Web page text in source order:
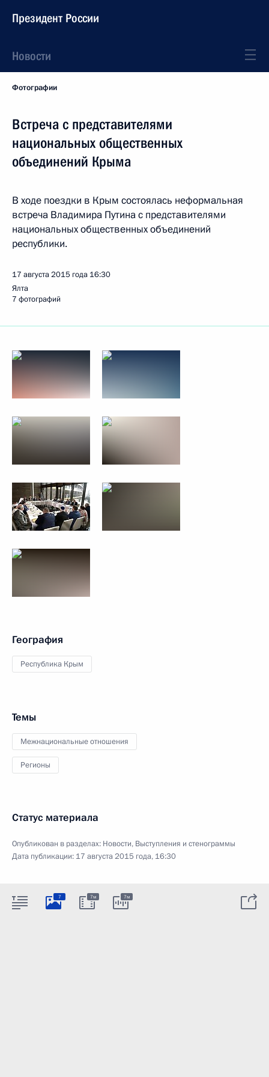
Президент России
Новости
Фотографии
Встреча с представителями
национальных общественных
объединений Крыма
В ходе поездки в Крым состоялась неформальная
встреча Владимира Путина с представителями
национальных общественных объединений
республики.
17 августа 2015 года 16:30
Ялта
7 фотографий
География
Республика Крым
Темы
Межнациональные отношения
Регионы
Статус материала
Опубликован в разделах: Новости, Выступления и стенограммы
Дата публикации: 17 августа 2015 года, 16:30
7 7м 7м